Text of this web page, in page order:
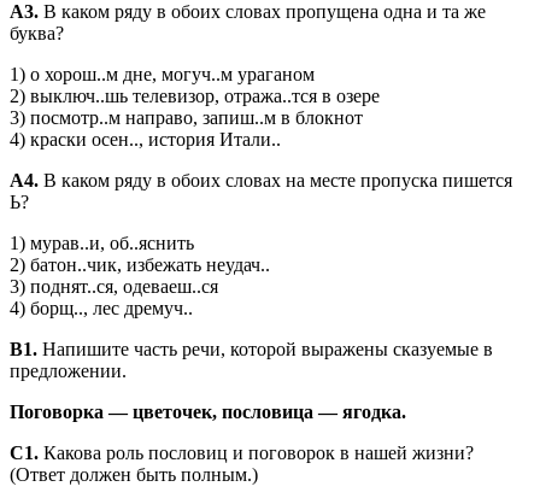
А3. В каком ряду в обоих словах пропущена одна и та же
буква?
1) о хорош..м дне, могуч..м ураганом
2) выключ..шь телевизор, отража..тся в озере
3) посмотр..м направо, запиш..м в блокнот
4) краски осен.., история Итали..
А4. В каком ряду в обоих словах на месте пропуска пишется
Ь?
1) мурав..и, об..яснить
2) батон..чик, избежать неудач..
3) поднят..ся, одеваеш..ся
4) борщ.., лес дремуч..
В1. Напишите часть речи, которой выражены сказуемые в
предложении.
Поговорка — цветочек, пословица — ягодка.
C1. Какова роль пословиц и поговорок в нашей жизни?
(Ответ должен быть полным.)